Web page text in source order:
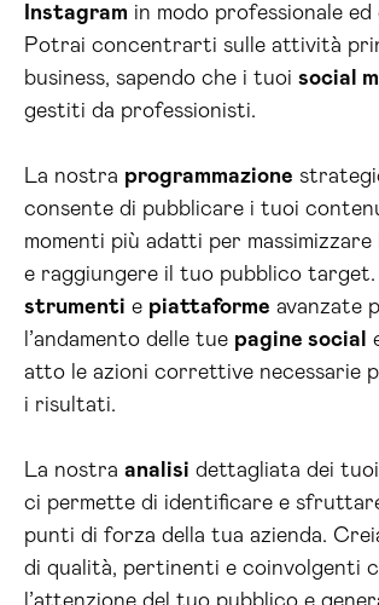
Instagram in modo professionale ed
Potrai concentrarti sulle attività
business, sapendo che i tuoi social
gestiti da professionisti.
La nostra programmazione
consente di pubblicare i tuoi
momenti più adatti per massimizzare
e raggiungere il tuo pubblico target.
strumenti e piattaforme avanzate
l’andamento delle tue pagine social
atto le azioni correttive necessarie
i risultati.
La nostra analisi dettagliata dei tuoi
ci permette di identificare e
punti di forza della tua azienda.
di qualità, pertinenti e coinvolgenti